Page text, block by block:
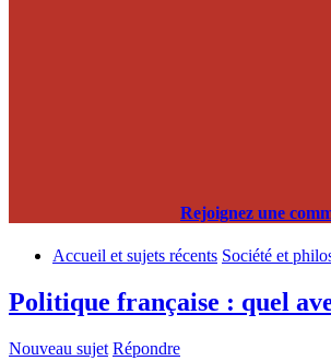
Rejoignez une
Accueil et sujets récents Société et
Politique française : quel
Nouveau sujet Répondre